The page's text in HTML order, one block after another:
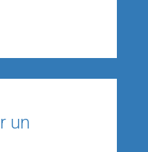
un